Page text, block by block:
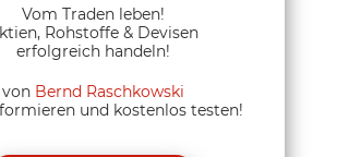
Vom Traden leben!
Rohstoffe & Devisen
erfolgreich handeln!
von Bernd Raschkowski
und kostenlos testen!